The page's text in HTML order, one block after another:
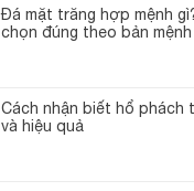
Đá mặt trăng hợp mệnh
chọn đúng theo bản mệnh
Cách nhận biết hổ phách
và hiệu quả